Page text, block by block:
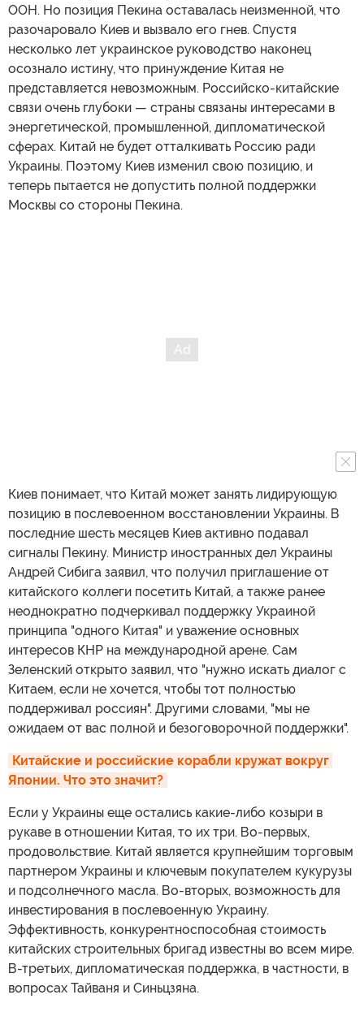
ООН. Но позиция Пекина оставалась неизменной, что
разочаровало Киев и вызвало его гнев. Спустя
несколько лет украинское руководство наконец
осознало истину, что принуждение Китая не
представляется невозможным. Российско-китайские
связи очень глубоки — страны связаны интересами в
энергетической, промышленной, дипломатической
сферах. Китай не будет отталкивать Россию ради
Украины. Поэтому Киев изменил свою позицию, и
теперь пытается не допустить полной поддержки
Москвы со стороны Пекина.
Киев понимает, что Китай может занять лидирующую
позицию в послевоенном восстановлении Украины. В
последние шесть месяцев Киев активно подавал
сигналы Пекину. Министр иностранных дел Украины
Андрей Сибига заявил, что получил приглашение от
китайского коллеги посетить Китай, а также ранее
неоднократно подчеркивал поддержку Украиной
принципа "одного Китая" и уважение основных
интересов КНР на международной арене. Сам
Зеленский открыто заявил, что "нужно искать диалог с
Китаем, если не хочется, чтобы тот полностью
поддерживал россиян". Другими словами, "мы не
ожидаем от вас полной и безоговорочной поддержки".
Китайские и российские корабли кружат вокруг
Японии. Что это значит?
Если у Украины еще остались какие-либо козыри в
рукаве в отношении Китая, то их три. Во-первых,
продовольствие. Китай является крупнейшим торговым
партнером Украины и ключевым покупателем кукурузы
и подсолнечного масла. Во-вторых, возможность для
инвестирования в послевоенную Украину.
Эффективность, конкурентноспособная стоимость
китайских строительных бригад известны во всем мире.
В-третьих, дипломатическая поддержка, в частности, в
вопросах Тайваня и Синьцзяна.